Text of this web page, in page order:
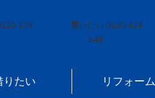
139-
買いたい 0120-424-
544
りたい リフォーム